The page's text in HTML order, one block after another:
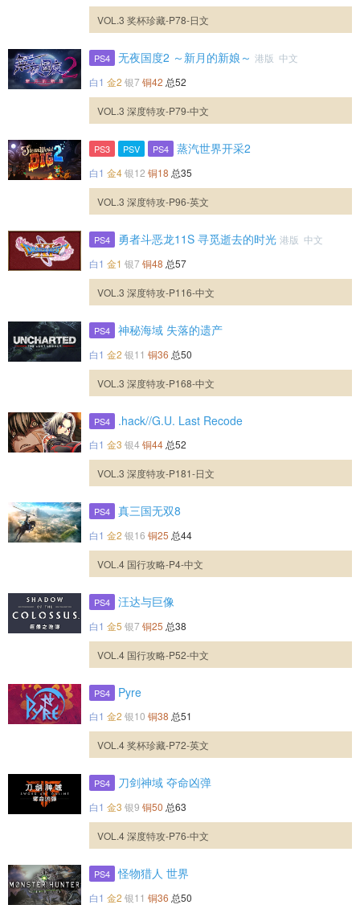
VOL.3 奖杯珍藏-P78-日文
PS4 无夜国度2 ～新月的新娘～ 港版 中文
白1 金2 银7 铜42 总52
VOL.3 深度特攻-P79-中文
PS3 PSV PS4 蒸汽世界开采2
白1 金4银12 铜18 总35
VOL.3 深度特攻-P96-英文
PS4 勇者斗恶龙11S 寻觅逝去的时光 港版 中文
白1 金1 银7 铜48 总57
VOL.3 深度特攻-P116-中文
PS4 神秘海域 失落的遗产
白1 金2 银11 铜36 总50
VOL.3 深度特攻-P168-中文
PS4 .hack//G.U. Last Recode
白1 金3 银4 铜44 总52
VOL.3 深度特攻-P181-日文
PS4 真三国无双8
白1 金2 银16 铜25 总44
VOL.4 国行攻略-P4-中文
PS4 汪达与巨像
白1 金5 银7 铜25 总38
VOL.4 国行攻略-P52-中文
PS4 Pyre
白1 金2 银10 铜38 总51
VOL.4 奖杯珍藏-P72-英文
PS4 刀剑神域 夺命凶弹
白1 金3 银9 铜50 总63
VOL.4 深度特攻-P76-中文
PS4 怪物猎人 世界
白1 金2 银11 铜36 总50